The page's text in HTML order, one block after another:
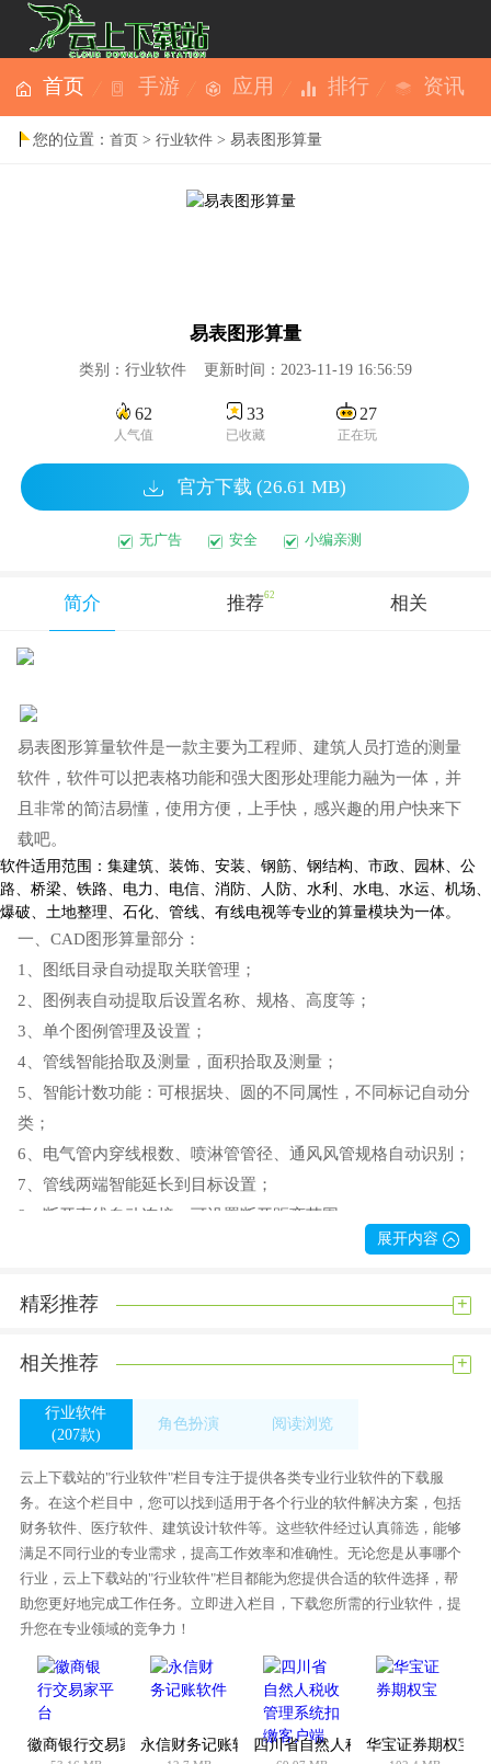
首页 手游 应用 排行 资讯
您的位置：首页 >行业软件 > 易表图形算量
易表图形算量
类别：行业软件 更新时间：2023-11-19 16:56:59
62
人气值
33
已收藏
27
正在玩
官方下载 (26.61 MB)
无广告 安全 小编亲测
简介 推荐62 相关
易表图形算量软件是一款主要为工程师、建筑人员打造的测量
软件，软件可以把表格功能和强大图形处理能力融为一体，并
且非常的简洁易懂，使用方便，上手快，感兴趣的用户快来下
载吧。
软件适用范围：集建筑、装饰、安装、钢筋、钢结构、市政、园林、公
路、桥梁、铁路、电力、电信、消防、人防、水利、水电、水运、机场、
爆破、土地整理、石化、管线、有线电视等专业的算量模块为一体。
一、CAD图形算量部分：
1、图纸目录自动提取关联管理；
2、图例表自动提取后设置名称、规格、高度等；
3、单个图例管理及设置；
4、管线智能拾取及测量，面积拾取及测量；
5、智能计数功能：可根据块、圆的不同属性，不同标记自动分
类；
6、电气管内穿线根数、喷淋管管径、通风风管规格自动识别；
7、管线两端智能延长到目标设置；
8、断开直线自动连接；可设置断开距离范围；
9、线段自动打断：可根据不同需要选择直线穿过块、圆、与线
与手动布置；
12、通风风管展开面积、保温体积一次性计算；
13、所有项目类别、规格名称、电线型号都可以自行添加、插
入、修改等编辑操作；
16、EXCEL数据与CAD图元自动关联显示，查找核对极其方
便；
17、桥架布置及沿桥架智能布线。
18、cad文本查找定位工具。
软件更新：
修复了一些bug
优化了用户体验效果
展开内容
精彩推荐 +
相关推荐 +
行业软件
(207款)
角色扮演
阅读浏览
云上下载站的"行业软件"栏目专注于提供各类专业行业软件的下载服
务。在这个栏目中，您可以找到适用于各个行业的软件解决方案，包括
财务软件、医疗软件、建筑设计软件等。这些软件经过认真筛选，能够
满足不同行业的专业需求，提高工作效率和准确性。无论您是从事哪个
行业，云上下载站的"行业软件"栏目都能为您提供合适的软件选择，帮
助您更好地完成工作任务。立即进入栏目，下载您所需的行业软件，提
升您在专业领域的竞争力！
徽商银行交易家平台永信财务记账软件四川省自然人税收管理系统扣缴客
华宝证券期权宝